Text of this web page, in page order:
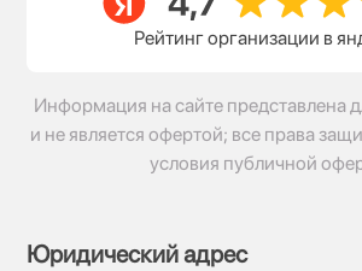
Рейтинг организации в
Информация на сайте представлена
и не является офертой; все права
условия публичной
Юридический адрес